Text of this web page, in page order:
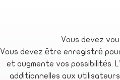
Vous devez
Vous devez être enregistré
et augmente vos possibilités.
additionnelles aux